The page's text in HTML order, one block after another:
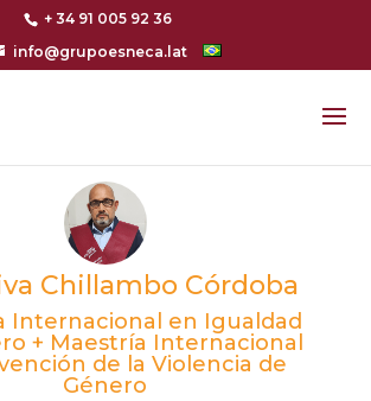
+ 34 91 005 92 36
info@grupoesneca.lat
Chillambo Córdoba
Internacional en Igualdad
+ Maestría Internacional
de la Violencia de
Género